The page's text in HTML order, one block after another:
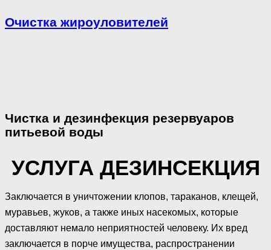
Очистка жироуловителей
Чистка и дезинфекция резервуаров
питьевой воды
УСЛУГА ДЕЗИНСЕКЦИЯ
Заключается в уничтожении клопов, тараканов, клещей,
муравьев, жуков, а также иных насекомых, которые
доставляют немало неприятностей человеку. Их вред
заключается в порче имущества, распространении